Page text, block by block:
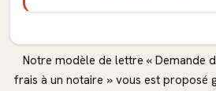
Notre modèle de lettre « Demande
frais à un notaire » vous est proposé